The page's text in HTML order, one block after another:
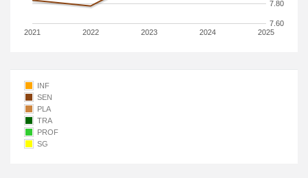
2021 2022 2023 2024 2025
7.60
7.80
INF
SEN
PLA
TRA
PROF
SG